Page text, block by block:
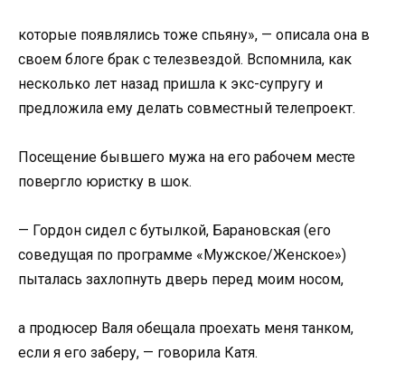
которые появлялись тоже спьяну», — описала она в
своем блоге брак с телезвездой. Вспомнила, как
несколько лет назад пришла к экс-супругу и
предложила ему делать совместный телепроект.
Посещение бывшего мужа на его рабочем месте
повергло юристку в шок.
— Гордон сидел с бутылкой, Барановская (его
соведущая по программе «Мужское/Женское»)
пыталась захлопнуть дверь перед моим носом,
а продюсер Валя обещала проехать меня танком,
если я его заберу, — говорила Катя.